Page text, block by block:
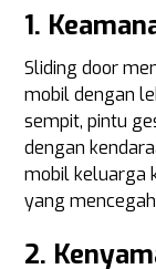
1.
Sliding door
mobil dengan
sempit, pintu
dengan
mobil keluarga
yang
2.